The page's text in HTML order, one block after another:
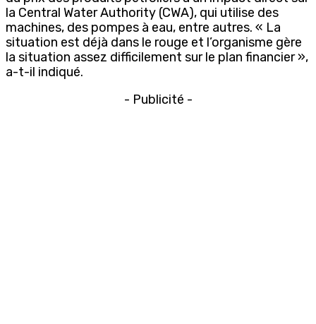
la Central Water Authority (CWA), qui utilise des
machines, des pompes à eau, entre autres. « La
situation est déjà dans le rouge et l’organisme gère
la situation assez difficilement sur le plan financier »,
a-t-il indiqué.
- Publicité -